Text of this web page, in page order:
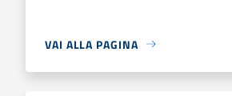
VAI ALLA PAGINA